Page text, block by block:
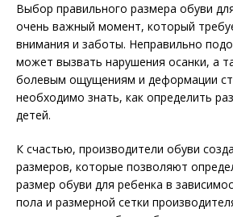
Выбор правильного размера обуви
очень важный момент, который
внимания и заботы. Неправильно
может вызвать нарушения осанки, а
болевым ощущениям и деформации
необходимо знать, как определить
детей.
К счастью, производители обуви
размеров, которые позволяют
размер обуви для ребенка в
пола и размерной сетки